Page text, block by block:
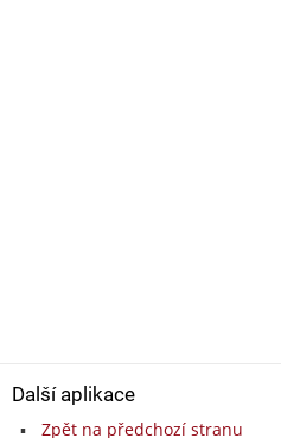
Další aplikace
Zpět na předchozí stranu